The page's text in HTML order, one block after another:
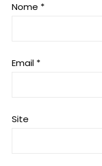
Nome *
Email *
Site